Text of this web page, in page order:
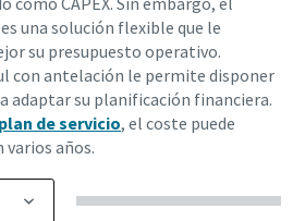
una solución flexible que le
su presupuesto operativo.
con antelación le permite disponer
adaptar su planificación financiera.
plan de servicio, el coste puede
años.